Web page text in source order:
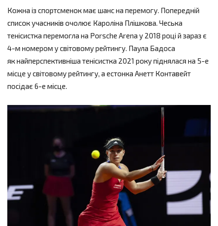
Кожна із спортсменок має шанс на перемогу. Попередній
список учасників очолює Кароліна Плішкова. Чеська
тенісистка перемогла на Porsche Arena у 2018 році й зараз є
4-м номером у світовому рейтингу. Паула Бадоса
як найперспективніша тенісистка 2021 року піднялася на 5-е
місце у світовому рейтингу, а естонка Анетт Контавейт
посідає 6-е місце.